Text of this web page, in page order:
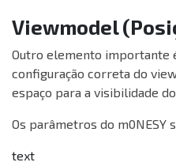
Viewmodel
Outro elemento importante
configuração correta do
espaço para a visibilidade
Os parâmetros do m0NESY
text